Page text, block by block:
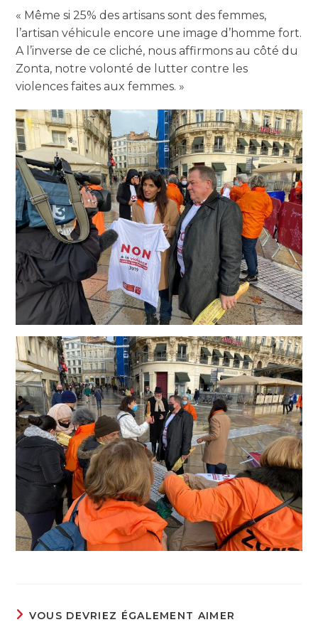
« Même si 25% des artisans sont des femmes,
l’artisan véhicule encore une image d’homme fort.
A l’inverse de ce cliché, nous affirmons au côté du
Zonta, notre volonté de lutter contre les
violences faites aux femmes. »
VOUS DEVRIEZ ÉGALEMENT AIMER